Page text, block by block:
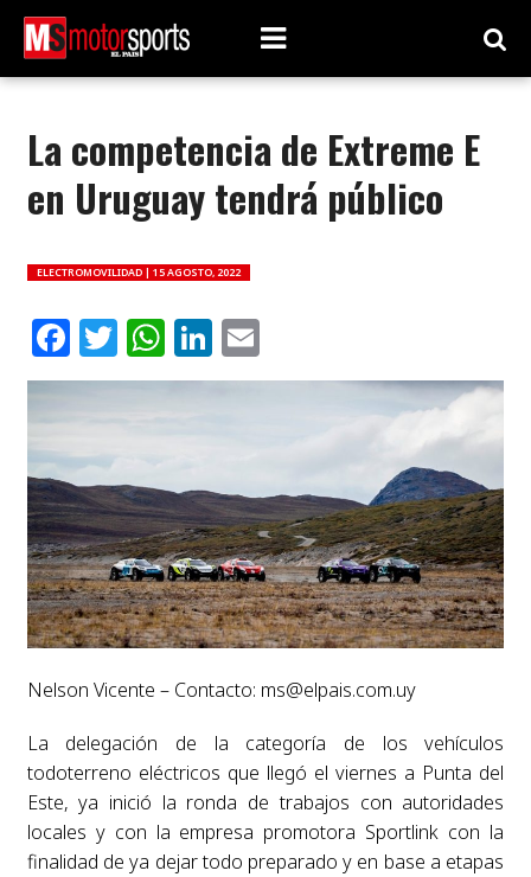
La competencia de Extreme E
en Uruguay tendrá público
ELECTROMOVILIDAD | 15 AGOSTO, 2022
Facebook
Twitter
WhatsApp
LinkedIn
Email
Nelson Vicente – Contacto: ms@elpais.com.uy
La delegación de la categoría de los vehículos
todoterreno eléctricos que llegó el viernes a Punta del
Este, ya inició la ronda de trabajos con autoridades
locales y con la empresa promotora Sportlink con la
finalidad de ya dejar todo preparado y en base a etapas